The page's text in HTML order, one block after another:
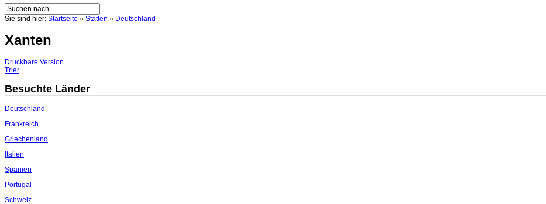
Sie sind hier: Startseite » Stätten » Deutschland
Xanten
Druckbare Version
Trier
Besuchte Länder
Deutschland
Frankreich
Griechenland
Italien
Spanien
Portugal
Schweiz